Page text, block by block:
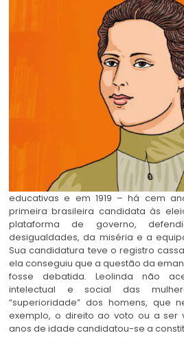
educativas e em 1919 – há cem
primeira brasileira candidata às
plataforma de governo,
desigualdades, da miséria e a
Sua candidatura teve o registro
ela conseguiu que a questão da
fosse debatida. Leolinda não
intelectual e social das
“superioridade” dos homens, que
exemplo, o direito ao voto ou a ser
anos de idade candidatou-se a